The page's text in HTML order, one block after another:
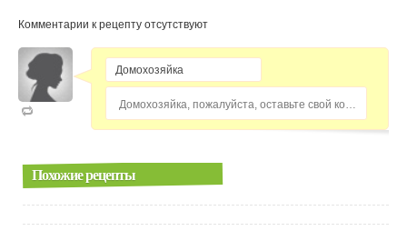
Комментарии к рецепту отсутствуют
Домохозяйка, пожалуйста, оставьте свой комментарий...
Похожие рецепты